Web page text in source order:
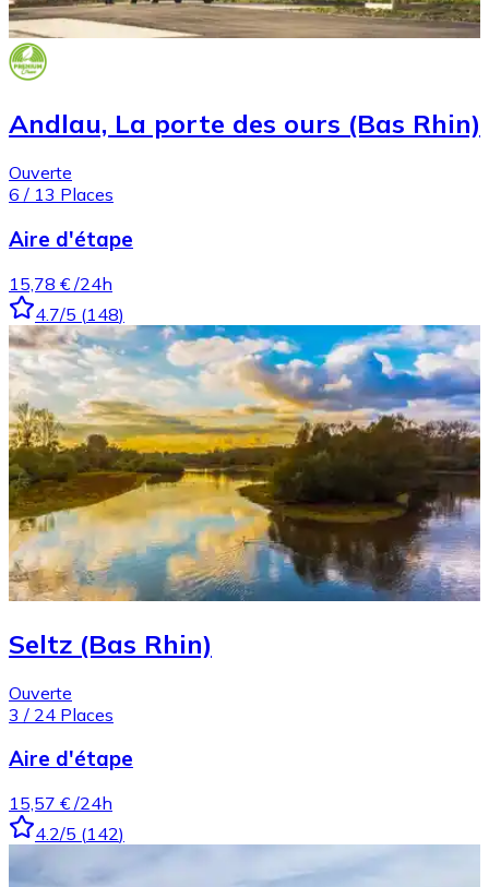
Andlau, La porte des ours (Bas Rhin)
Ouverte
6 / 13 Places
Aire d'étape
15,78 € /24h
4.7/5 (148)
Seltz (Bas Rhin)
Ouverte
3 / 24 Places
Aire d'étape
15,57 € /24h
4.2/5 (142)